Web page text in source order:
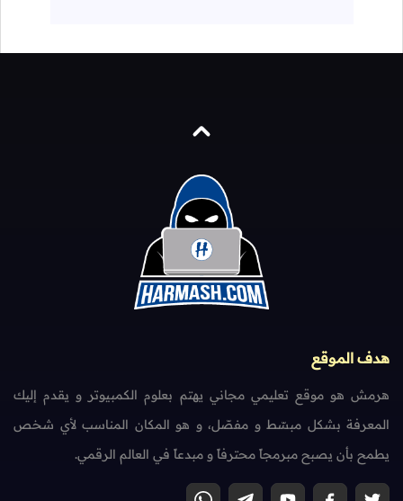
هدف الموقع
هرمش هو موقع تعليمي مجاني يهتم بعلوم الكمبيوتر و يقدم إليك
المعرفة بشكل مبسّط و مفصّل، و هو المكان المناسب لأي شخص
يطمح بأن يصبح مبرمجاً محترفاً و مبدعاً في العالم الرقمي.